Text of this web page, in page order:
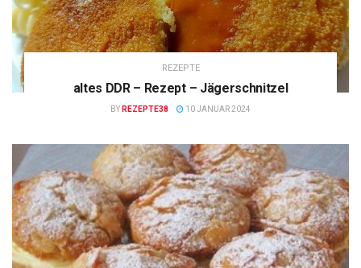
REZEPTE
altes DDR – Rezept – Jägerschnitzel
BY REZEPTE38 10 JANUAR 2024